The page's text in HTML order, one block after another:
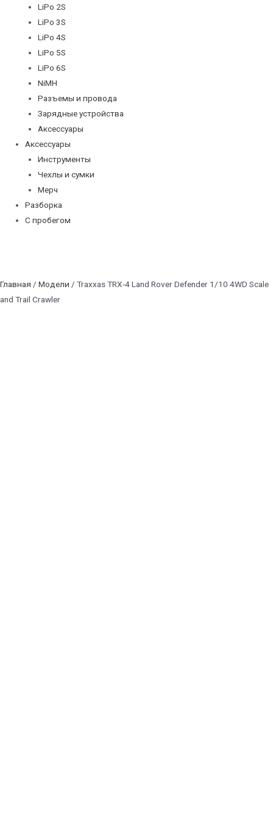
LiPo 2S
LiPo 3S
LiPo 4S
LiPo 5S
LiPo 6S
NiMH
Разъемы и провода
Зарядные устройства
Аксессуары
Аксессуары
Инструменты
Чехлы и сумки
Мерч
Разборка
С пробегом
Главная / Модели / Traxxas TRX-4 Land Rover Defender 1/10 4WD Scale
and Trail Crawler